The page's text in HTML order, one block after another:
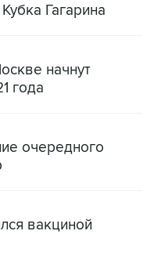
Гагарина
начнут
года
очередного
вакциной